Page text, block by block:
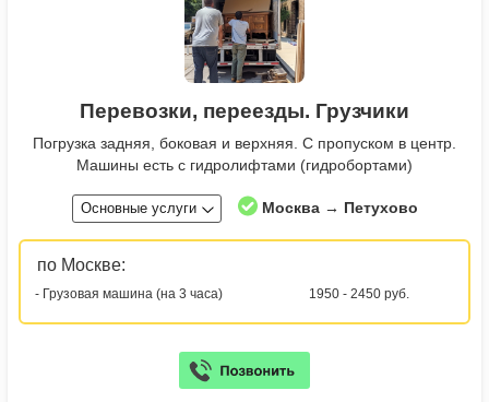
Перевозки, переезды. Грузчики
Погрузка задняя, боковая и верхняя. С пропуском в центр.
Машины есть с гидролифтами (гидробортами)
Основные услуги Москва → Петухово
по Москве:
- Грузовая машина (на 3 часа) 1950 - 2450 руб.